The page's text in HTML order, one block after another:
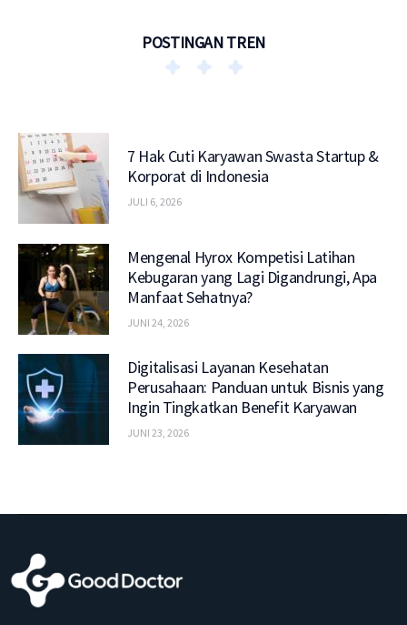
POSTINGAN TREN
7 Hak Cuti Karyawan Swasta Startup &
Korporat di Indonesia
JULI 6, 2026
Mengenal Hyrox Kompetisi Latihan
Kebugaran yang Lagi Digandrungi, Apa
Manfaat Sehatnya?
JUNI 24, 2026
Digitalisasi Layanan Kesehatan
Perusahaan: Panduan untuk Bisnis yang
Ingin Tingkatkan Benefit Karyawan
JUNI 23, 2026